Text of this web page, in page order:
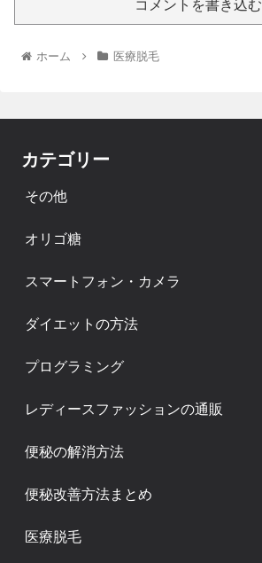
コメントを書き込む
ホーム 医療脱毛
カテゴリー
その他
オリゴ糖
スマートフォン・カメラ
ダイエットの方法
プログラミング
レディースファッションの通販
便秘の解消方法
便秘改善方法まとめ
医療脱毛